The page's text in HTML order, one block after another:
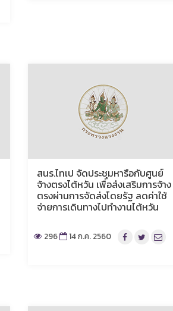
สนร.ไทเป จัดประชุมหารือกับศูนย์
จ้างตรงไต้หวัน เพื่อส่งเสริมการจ้าง
ตรงผ่านการจัดส่งโดยรัฐ ลดค่าใช้
จ่ายการเดินทางไปทำงานไต้หวัน
296 14 ก.ค. 2560